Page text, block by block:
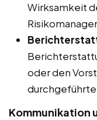
Wirksamkeit
oder den
Kommunikation